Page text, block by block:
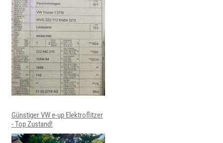
Günstiger VW e-up Elektroflitzer
- Top Zustand!